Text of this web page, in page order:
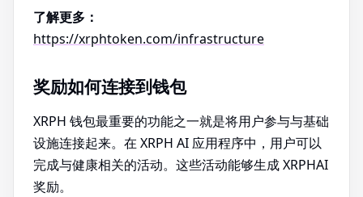
了解更多：
https://xrphtoken.com/infrastructure
奖励如何连接到钱包
XRPH 钱包最重要的功能之一就是将用户参与与基础
设施连接起来。在 XRPH AI 应用程序中，用户可以
完成与健康相关的活动。这些活动能够生成 XRPHAI
奖励。